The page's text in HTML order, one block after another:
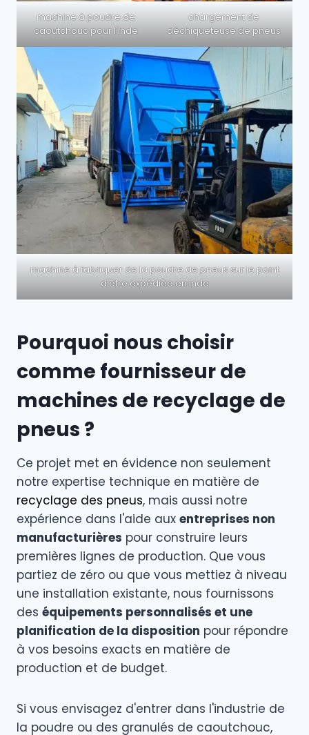
machine à poudre de
caoutchouc pour l'Inde
chargement de
déchiqueteuse de pneus
machine à fabriquer de la poudre de pneus sur le point
d'être expédiée en Inde
Pourquoi nous choisir
comme fournisseur de
machines de recyclage de
pneus ?
Ce projet met en évidence non seulement
notre expertise technique en matière de
recyclage des pneus, mais aussi notre
expérience dans l'aide aux entreprises non
manufacturières pour construire leurs
premières lignes de production. Que vous
partiez de zéro ou que vous mettiez à niveau
une installation existante, nous fournissons
des équipements personnalisés et une
planification de la disposition pour répondre
à vos besoins exacts en matière de
production et de budget.
Si vous envisagez d'entrer dans l'industrie de
la poudre ou des granulés de caoutchouc,